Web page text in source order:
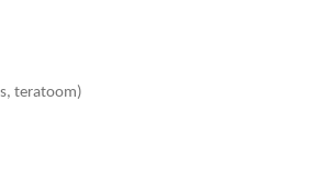
teratoom)